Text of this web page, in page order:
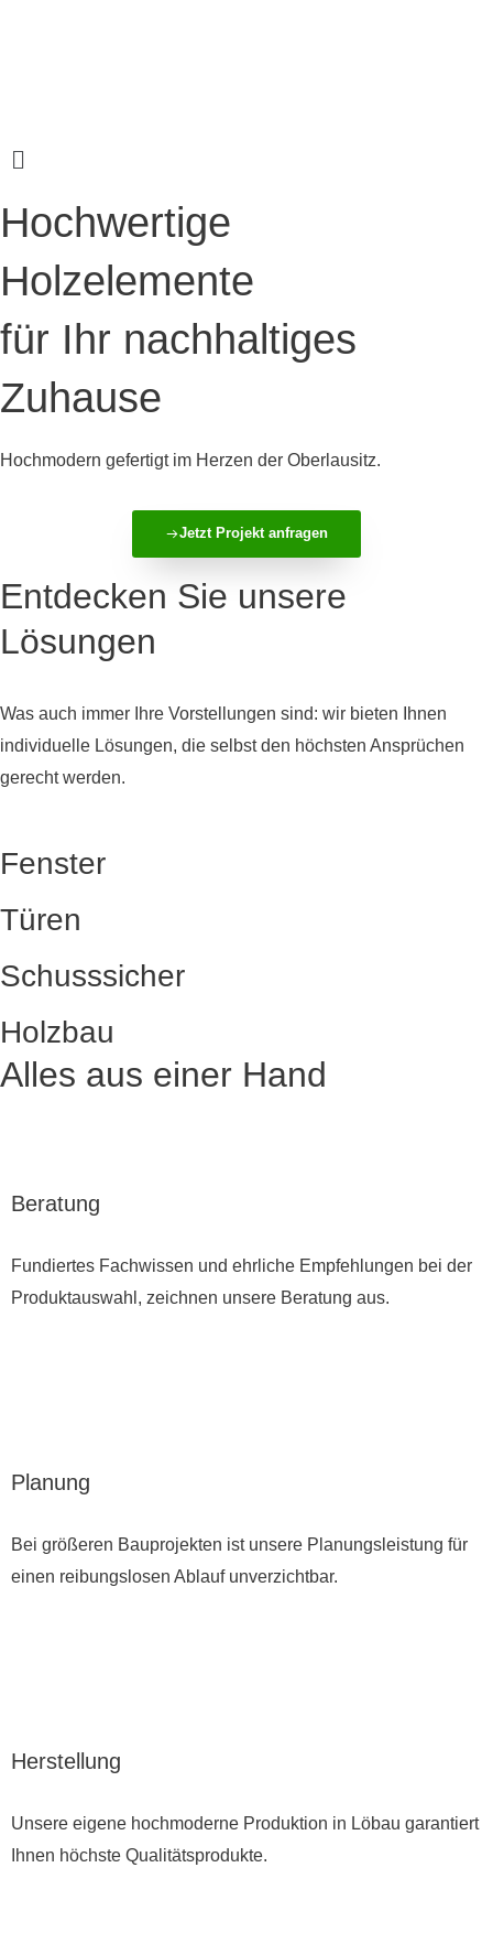
Main
Menu
Hochwertige
Holzelemente
für Ihr nachhaltiges
Zuhause
Hochmodern gefertigt im Herzen der Oberlausitz.
Jetzt Projekt anfragen
Entdecken Sie unsere
Lösungen
Was auch immer Ihre Vorstellungen sind: wir bieten Ihnen
individuelle Lösungen, die selbst den höchsten Ansprüchen
gerecht werden.
Fenster
Türen
Schusssicher
Holzbau
Alles aus einer Hand
Beratung
Fundiertes Fachwissen und ehrliche Empfehlungen bei der
Produktauswahl, zeichnen unsere Beratung aus.
Planung
Bei größeren Bauprojekten ist unsere Planungsleistung für
einen reibungslosen Ablauf unverzichtbar.
Herstellung
Unsere eigene hochmoderne Produktion in Löbau garantiert
Ihnen höchste Qualitätsprodukte.